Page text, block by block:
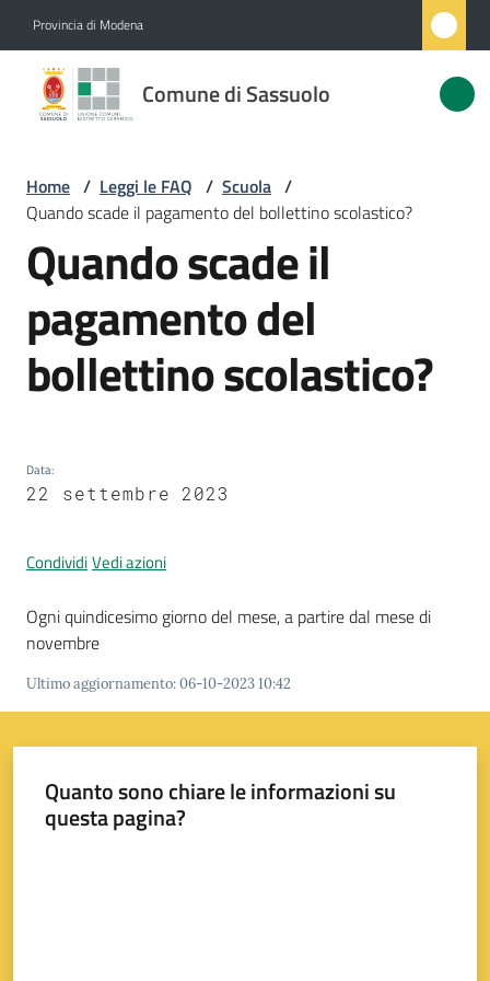
Provincia di Modena
Comune di Sassuolo
Comune
di
Novità
Servizi
Menu selezionato
A
l
l
e
r
t
Home / Leggi le FAQ / Scuola /
Quando scade il pagamento del bollettino scolastico?
Salta al contenuto
Quando scade il
pagamento del
bollettino scolastico?
Data:
22 settembre 2023
CondividiVedi azioni
Ogni quindicesimo giorno del mese, a partire dal mese di
novembre
Ultimo aggiornamento:06-10-2023 10:42
Quanto sono chiare le informazioni su
questa pagina?